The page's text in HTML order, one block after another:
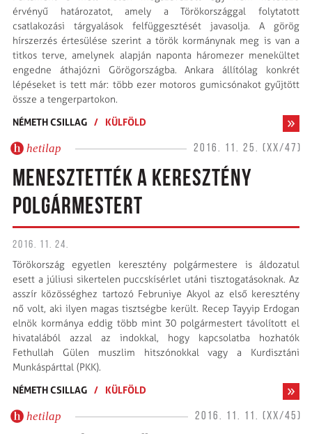
érvényű határozatot, amely a Törökországgal folytatott
csatlakozási tárgyalások felfüggesztését javasolja. A görög
hírszerzés értesülése szerint a török kormánynak meg is van a
titkos terve, amelynek alapján naponta háromezer menekültet
engedne áthajózni Görögországba. Ankara állítólag konkrét
lépéseket is tett már: több ezer motoros gumicsónakot gyűjtött
össze a tengerpartokon.
NÉMETH CSILLAG / KÜLFÖLD
hetilap 2016. 11. 25. (XX/47)
MENESZTETTÉK A KERESZTÉNY
POLGÁRMESTERT
2016. 11. 24.
Törökország egyetlen keresztény polgármestere is áldozatul
esett a júliusi sikertelen puccskísérlet utáni tisztogatásoknak. Az
asszír közösséghez tartozó Februniye Akyol az első keresztény
nő volt, aki ilyen magas tisztségbe került. Recep Tayyip Erdogan
elnök kormánya eddig több mint 30 polgármestert távolított el
hivatalából azzal az indokkal, hogy kapcsolatba hozhatók
Fethullah Gülen muszlim hitszónokkal vagy a Kurdisztáni
Munkáspárttal (PKK).
NÉMETH CSILLAG / KÜLFÖLD
hetilap 2016. 11. 11. (XX/45)